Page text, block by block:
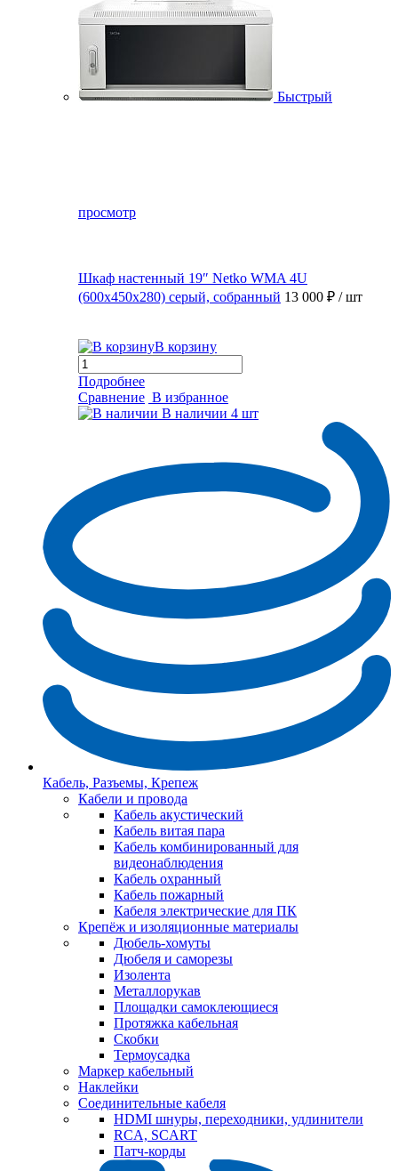
Быстрый
просмотр
Шкаф настенный 19″ Netko WMA 4U
(600x450x280) серый, собранный 13 000 ₽ / шт
В корзину
Подробнее
Сравнение В избранное
В наличии 4 шт
Кабель, Разъемы, Крепеж
Кабели и провода
Кабель акустический
Кабель витая пара
Кабель комбинированный для
видеонаблюдения
Кабель охранный
Кабель пожарный
Кабеля электрические для ПК
Крепёж и изоляционные материалы
Дюбель-хомуты
Дюбеля и саморезы
Изолента
Металлорукав
Площадки самоклеющиеся
Протяжка кабельная
Скобки
Термоусадка
Маркер кабельный
Наклейки
Соединительные кабеля
HDMI шнуры, переходники, удлинители
RCA, SCART
Патч-корды